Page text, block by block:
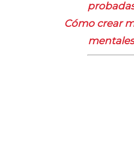
Cómo crear
mentales